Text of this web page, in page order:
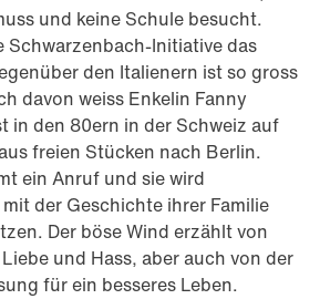
und keine Schule besucht.
Schwarzenbach-Initiative das
den Italienern ist so gross
davon weiss Enkelin Fanny
in den 80ern in der Schweiz auf
freien Stücken nach Berlin.
ein Anruf und sie wird
der Geschichte ihrer Familie
Der böse Wind erzählt von
und Hass, aber auch von der
für ein besseres Leben.